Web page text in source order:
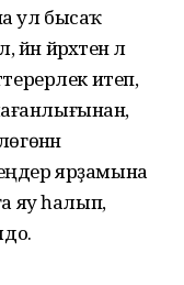
ул бысаҡ
йәрәхәтенә лә
итеп,
ярҙамына
яу һалып,